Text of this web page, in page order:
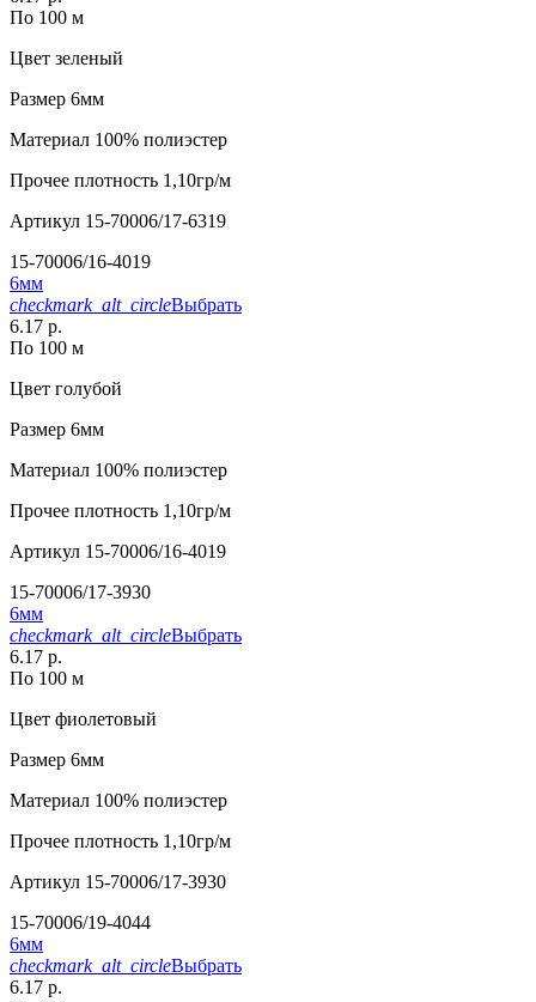
По 100 м
Цвет зеленый
Размер 6мм
Материал 100% полиэстер
Прочее плотность 1,10гр/м
Артикул 15-70006/17-6319
15-70006/16-4019
6мм
checkmark_alt_circleВыбрать
6.17 р.
По 100 м
Цвет голубой
Размер 6мм
Материал 100% полиэстер
Прочее плотность 1,10гр/м
Артикул 15-70006/16-4019
15-70006/17-3930
6мм
checkmark_alt_circleВыбрать
6.17 р.
По 100 м
Цвет фиолетовый
Размер 6мм
Материал 100% полиэстер
Прочее плотность 1,10гр/м
Артикул 15-70006/17-3930
15-70006/19-4044
6мм
checkmark_alt_circleВыбрать
6.17 р.